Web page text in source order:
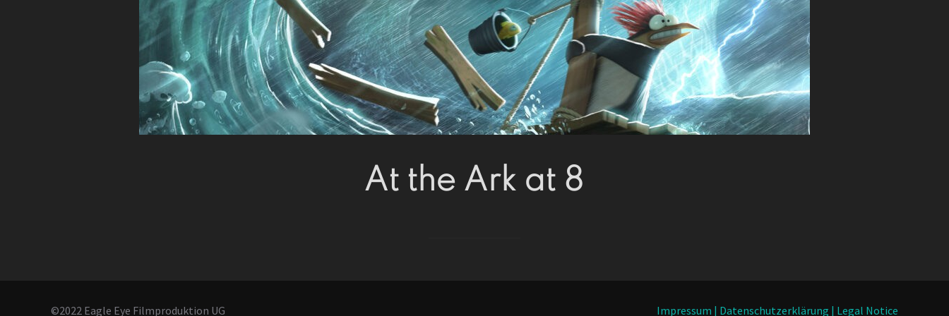
At the Ark at 8
©2022 Eagle Eye Filmproduktion UG Impressum | Datenschutzerklärung | Legal Notice